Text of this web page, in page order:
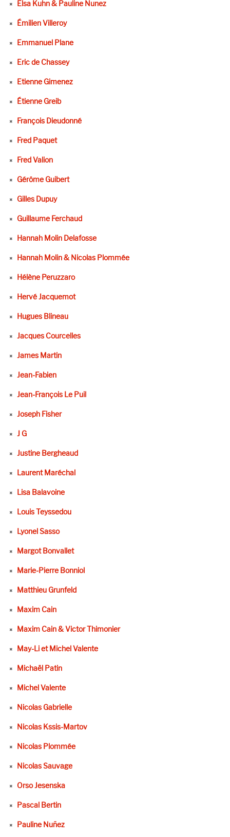
Elsa Kuhn & Pauline Nunez
Émilien Villeroy
Emmanuel Plane
Eric de Chassey
Etienne Gimenez
Étienne Greib
François Dieudonné
Fred Paquet
Fred Valion
Gérôme Guibert
Gilles Dupuy
Guillaume Ferchaud
Hannah Molin Delafosse
Hannah Molin & Nicolas Plommée
Hélène Peruzzaro
Hervé Jacquemot
Hugues Blineau
Jacques Courcelles
James Martin
Jean-Fabien
Jean-François Le Puil
Joseph Fisher
J G
Justine Bergheaud
Laurent Maréchal
Lisa Balavoine
Louis Teyssedou
Lyonel Sasso
Margot Bonvallet
Marie-Pierre Bonniol
Matthieu Grunfeld
Maxim Cain
Maxim Cain & Victor Thimonier
May-Li et Michel Valente
Michaël Patin
Michel Valente
Nicolas Gabrielle
Nicolas Kssis-Martov
Nicolas Plommée
Nicolas Sauvage
Orso Jesenska
Pascal Bertin
Pauline Nuñez